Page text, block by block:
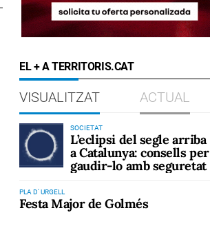
EL + A TERRITORIS.CAT
VISUALITZAT ACTUAL
SOCIETAT
L’eclipsi del segle arriba
a Catalunya: consells per
gaudir-lo amb seguretat
PLA D' URGELL
Festa Major de Golmés